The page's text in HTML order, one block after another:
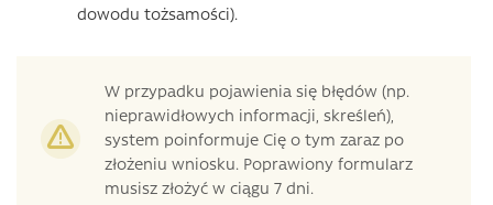
dowodu tożsamości).
W przypadku pojawienia się błędów (np.
nieprawidłowych informacji, skreśleń),
system poinformuje Cię o tym zaraz po
złożeniu wniosku. Poprawiony formularz
musisz złożyć w ciągu 7 dni.